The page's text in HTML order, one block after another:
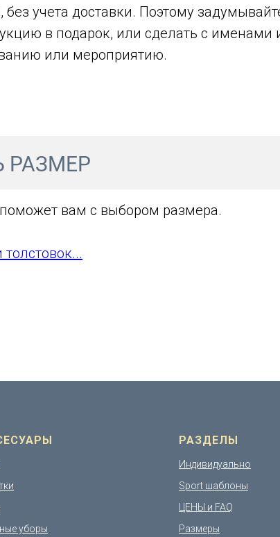
учета доставки. Поэтому
в подарок, или сделать с именами
или мероприятию.
РАЗМЕР
вам с выбором размера.
уборы
РАЗДЕЛЫ
Индивидуально
Sport шаблоны
ЦЕНЫ и FAQ
Размеры